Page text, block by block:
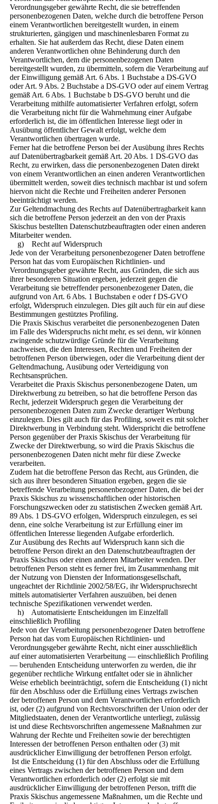
Verordnungsgeber gewährte Recht, die sie betreffenden
personenbezogenen Daten, welche durch die betroffene Person
einem Verantwortlichen bereitgestellt wurden, in einem
strukturierten, gängigen und maschinenlesbaren Format zu
erhalten. Sie hat außerdem das Recht, diese Daten einem
anderen Verantwortlichen ohne Behinderung durch den
Verantwortlichen, dem die personenbezogenen Daten
bereitgestellt wurden, zu übermitteln, sofern die Verarbeitung auf
der Einwilligung gemäß Art. 6 Abs. 1 Buchstabe a DS-GVO
oder Art. 9 Abs. 2 Buchstabe a DS-GVO oder auf einem Vertrag
gemäß Art. 6 Abs. 1 Buchstabe b DS-GVO beruht und die
Verarbeitung mithilfe automatisierter Verfahren erfolgt, sofern
die Verarbeitung nicht für die Wahrnehmung einer Aufgabe
erforderlich ist, die im öffentlichen Interesse liegt oder in
Ausübung öffentlicher Gewalt erfolgt, welche dem
Verantwortlichen übertragen wurde.
Ferner hat die betroffene Person bei der Ausübung ihres Rechts
auf Datenübertragbarkeit gemäß Art. 20 Abs. 1 DS-GVO das
Recht, zu erwirken, dass die personenbezogenen Daten direkt
von einem Verantwortlichen an einen anderen Verantwortlichen
übermittelt werden, soweit dies technisch machbar ist und sofern
hiervon nicht die Rechte und Freiheiten anderer Personen
beeinträchtigt werden.
Zur Geltendmachung des Rechts auf Datenübertragbarkeit kann
sich die betroffene Person jederzeit an den von der Praxis
Skischus bestellten Datenschutzbeauftragten oder einen anderen
Mitarbeiter wenden.
g) Recht auf Widerspruch
Jede von der Verarbeitung personenbezogener Daten betroffene
Person hat das vom Europäischen Richtlinien- und
Verordnungsgeber gewährte Recht, aus Gründen, die sich aus
ihrer besonderen Situation ergeben, jederzeit gegen die
Verarbeitung sie betreffender personenbezogener Daten, die
aufgrund von Art. 6 Abs. 1 Buchstaben e oder f DS-GVO
erfolgt, Widerspruch einzulegen. Dies gilt auch für ein auf diese
Bestimmungen gestütztes Profiling.
Die Praxis Skischus verarbeitet die personenbezogenen Daten
im Falle des Widerspruchs nicht mehr, es sei denn, wir können
zwingende schutzwürdige Gründe für die Verarbeitung
nachweisen, die den Interessen, Rechten und Freiheiten der
betroffenen Person überwiegen, oder die Verarbeitung dient der
Geltendmachung, Ausübung oder Verteidigung von
Rechtsansprüchen.
Verarbeitet die Praxis Skischus personenbezogene Daten, um
Direktwerbung zu betreiben, so hat die betroffene Person das
Recht, jederzeit Widerspruch gegen die Verarbeitung der
personenbezogenen Daten zum Zwecke derartiger Werbung
einzulegen. Dies gilt auch für das Profiling, soweit es mit solcher
Direktwerbung in Verbindung steht. Widerspricht die betroffene
Person gegenüber der Praxis Skischus der Verarbeitung für
Zwecke der Direktwerbung, so wird die Praxis Skischus die
personenbezogenen Daten nicht mehr für diese Zwecke
verarbeiten.
Zudem hat die betroffene Person das Recht, aus Gründen, die
sich aus ihrer besonderen Situation ergeben, gegen die sie
betreffende Verarbeitung personenbezogener Daten, die bei der
Praxis Skischus zu wissenschaftlichen oder historischen
Forschungszwecken oder zu statistischen Zwecken gemäß Art.
89 Abs. 1 DS-GVO erfolgen, Widerspruch einzulegen, es sei
denn, eine solche Verarbeitung ist zur Erfüllung einer im
öffentlichen Interesse liegenden Aufgabe erforderlich.
Zur Ausübung des Rechts auf Widerspruch kann sich die
betroffene Person direkt an den Datenschutzbeauftragten der
Praxis Skischus oder einen anderen Mitarbeiter wenden. Der
betroffenen Person steht es ferner frei, im Zusammenhang mit
der Nutzung von Diensten der Informationsgesellschaft,
ungeachtet der Richtlinie 2002/58/EG, ihr Widerspruchsrecht
mittels automatisierter Verfahren auszuüben, bei denen
technische Spezifikationen verwendet werden.
h) Automatisierte Entscheidungen im Einzelfall
einschließlich Profiling
Jede von der Verarbeitung personenbezogener Daten betroffene
Person hat das vom Europäischen Richtlinien- und
Verordnungsgeber gewährte Recht, nicht einer ausschließlich
auf einer automatisierten Verarbeitung — einschließlich Profiling
— beruhenden Entscheidung unterworfen zu werden, die ihr
gegenüber rechtliche Wirkung entfaltet oder sie in ähnlicher
Weise erheblich beeinträchtigt, sofern die Entscheidung (1) nicht
für den Abschluss oder die Erfüllung eines Vertrags zwischen
der betroffenen Person und dem Verantwortlichen erforderlich
ist, oder (2) aufgrund von Rechtsvorschriften der Union oder der
Mitgliedstaaten, denen der Verantwortliche unterliegt, zulässig
ist und diese Rechtsvorschriften angemessene Maßnahmen zur
Wahrung der Rechte und Freiheiten sowie der berechtigten
Interessen der betroffenen Person enthalten oder (3) mit
ausdrücklicher Einwilligung der betroffenen Person erfolgt.
Ist die Entscheidung (1) für den Abschluss oder die Erfüllung
eines Vertrags zwischen der betroffenen Person und dem
Verantwortlichen erforderlich oder (2) erfolgt sie mit
ausdrücklicher Einwilligung der betroffenen Person, trifft die
Praxis Skischus angemessene Maßnahmen, um die Rechte und